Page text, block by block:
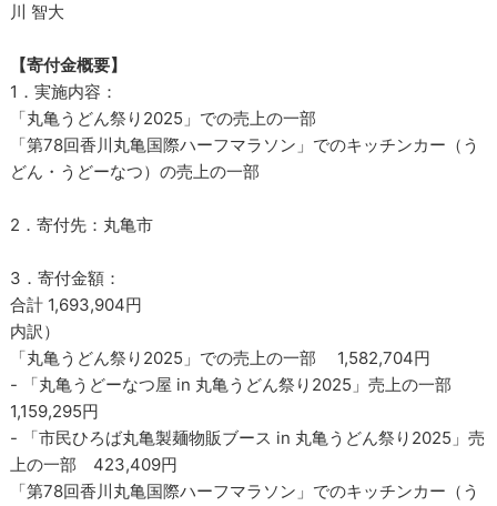
川 智大
【寄付金概要】
1．実施内容：
「丸亀うどん祭り2025」での売上の一部
「第78回香川丸亀国際ハーフマラソン」でのキッチンカー（う
どん・うどーなつ）の売上の一部
2．寄付先：丸亀市
3．寄付金額：
合計 1,693,904円
内訳）
「丸亀うどん祭り2025」での売上の一部 1,582,704円
- 「丸亀うどーなつ屋 in 丸亀うどん祭り2025」売上の一部
1,159,295円
- 「市民ひろば丸亀製麺物販ブース in 丸亀うどん祭り2025」売
上の一部 423,409円
「第78回香川丸亀国際ハーフマラソン」でのキッチンカー（う